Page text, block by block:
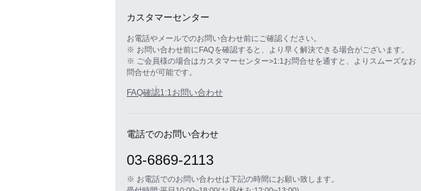
カスタマーセンター
お電話やメールでのお問い合わせ前にご確認ください。
※ お問い合わせ前にFAQを確認すると、より早く解決できる場合がございます。
※ ご会員様の場合はカスタマーセンター>1:1お問合せを通すと、よりスムーズなお
問合せが可能です。
FAQ確認1:1お問い合わせ
電話でのお問い合わせ
03-6869-2113
※ お電話でのお問い合わせは下記の時間にお願い致します。